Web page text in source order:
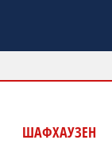
ШАФХАУЗЕН